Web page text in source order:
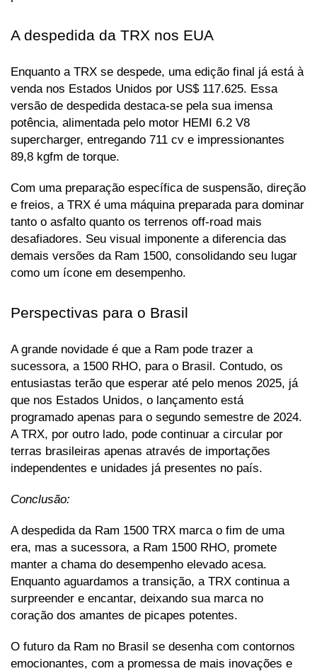
A despedida da TRX nos EUA
Enquanto a TRX se despede, uma edição final já está à
venda nos Estados Unidos por US$ 117.625. Essa
versão de despedida destaca-se pela sua imensa
potência, alimentada pelo motor HEMI 6.2 V8
supercharger, entregando 711 cv e impressionantes
89,8 kgfm de torque.
Com uma preparação específica de suspensão, direção
e freios, a TRX é uma máquina preparada para dominar
tanto o asfalto quanto os terrenos off-road mais
desafiadores. Seu visual imponente a diferencia das
demais versões da Ram 1500, consolidando seu lugar
como um ícone em desempenho.
Perspectivas para o Brasil
A grande novidade é que a Ram pode trazer a
sucessora, a 1500 RHO, para o Brasil. Contudo, os
entusiastas terão que esperar até pelo menos 2025, já
que nos Estados Unidos, o lançamento está
programado apenas para o segundo semestre de 2024.
A TRX, por outro lado, pode continuar a circular por
terras brasileiras apenas através de importações
independentes e unidades já presentes no país.
Conclusão:
A despedida da Ram 1500 TRX marca o fim de uma
era, mas a sucessora, a Ram 1500 RHO, promete
manter a chama do desempenho elevado acesa.
Enquanto aguardamos a transição, a TRX continua a
surpreender e encantar, deixando sua marca no
coração dos amantes de picapes potentes.
O futuro da Ram no Brasil se desenha com contornos
emocionantes, com a promessa de mais inovações e